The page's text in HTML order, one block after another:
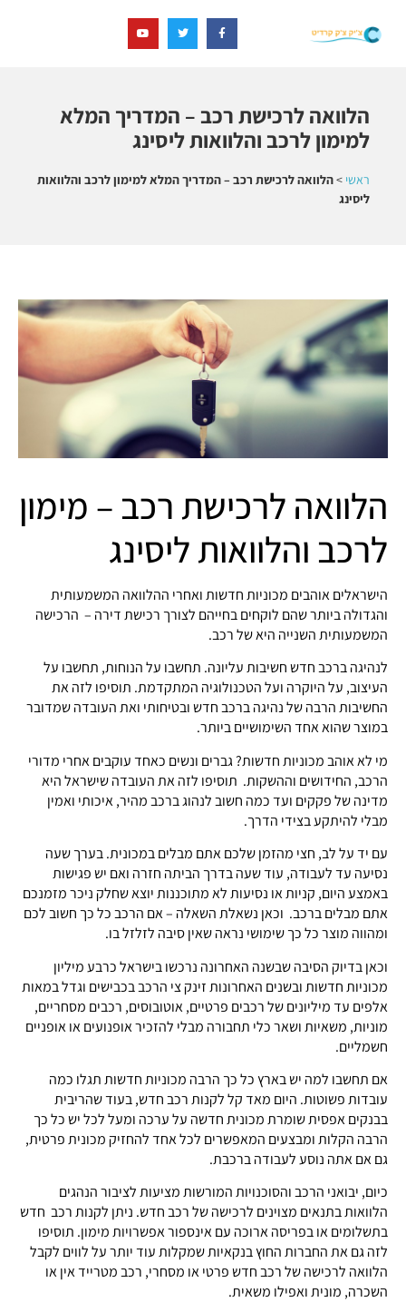
הלוואה לרכישת רכב – המדריך המלא
למימון לרכב והלוואות ליסינג
ראשי >הלוואה לרכישת רכב – המדריך המלא למימון לרכב והלוואות
ליסינג
הלוואה לרכישת רכב – מימון
לרכב והלוואות ליסינג
הישראלים אוהבים מכוניות חדשות ואחרי ההלוואה המשמעותית
והגדולה ביותר שהם לוקחים בחייהם לצורך רכישת דירה – הרכישה
המשמעותית השנייה היא של רכב.
לנהיגה ברכב חדש חשיבות עליונה. תחשבו על הנוחות, תחשבו על
העיצוב, על היוקרה ועל הטכנולוגיה המתקדמת. תוסיפו לזה את
החשיבות הרבה של נהיגה ברכב חדש ובטיחותי ואת העובדה שמדובר
במוצר שהוא אחד השימושיים ביותר.
מי לא אוהב מכוניות חדשות? גברים ונשים כאחד עוקבים אחרי מדורי
הרכב, החידושים וההשקות. תוסיפו לזה את העובדה שישראל היא
מדינה של פקקים ועד כמה חשוב לנהוג ברכב מהיר, איכותי ואמין
מבלי להיתקע בצידי הדרך.
עם יד על לב, חצי מהזמן שלכם אתם מבלים במכונית. בערך שעה
נסיעה עד לעבודה, עוד שעה בדרך הביתה חזרה ואם יש פגישות
באמצע היום, קניות או נסיעות לא מתוכננות יוצא שחלק ניכר מזמנכם
אתם מבלים ברכב. וכאן נשאלת השאלה – אם הרכב כל כך חשוב לכם
ומהווה מוצר כל כך שימושי נראה שאין סיבה לזלזל בו.
וכאן בדיוק הסיבה שבשנה האחרונה נרכשו בישראל כרבע מיליון
מכוניות חדשות ובשנים האחרונות זינק צי הרכב בכבישים וגדל במאות
אלפים עד מיליונים של רכבים פרטיים, אוטובוסים, רכבים מסחריים,
מוניות, משאיות ושאר כלי תחבורה מבלי להזכיר אופנועים או אופניים
חשמליים.
אם תחשבו למה יש בארץ כל כך הרבה מכוניות חדשות תגלו כמה
עובדות פשוטות. היום מאד קל לקנות רכב חדש, בעוד שהריבית
בבנקים אפסית שומרת מכונית חדשה על ערכה ומעל לכל יש כל כך
הרבה הקלות ומבצעים המאפשרים לכל אחד להחזיק מכונית פרטית,
גם אם אתה נוסע לעבודה ברכבת.
כיום, יבואני הרכב והסוכנויות המורשות מציעות לציבור הנהגים
הלוואות בתנאים מצוינים לרכישה של רכב חדש. ניתן לקנות רכב חדש
בתשלומים או בפריסה ארוכה עם אינספור אפשרויות מימון. תוסיפו
לזה גם את החברות החוץ בנקאיות שמקלות עוד יותר על לווים לקבל
הלוואה לרכישה של רכב חדש פרטי או מסחרי, רכב מטרייד אין או
השכרה, מונית ואפילו משאית.